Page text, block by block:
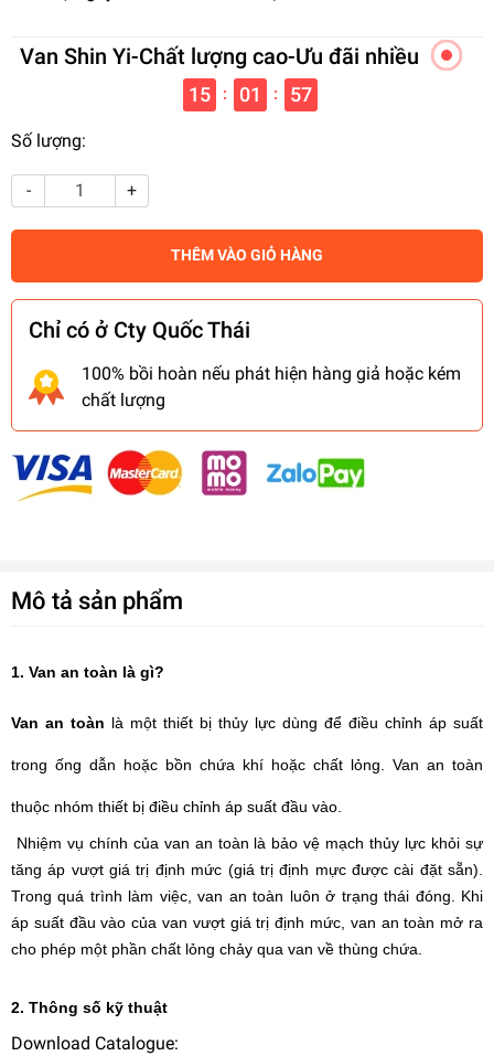
Van Shin Yi-Chất lượng cao-Ưu đãi nhiều
15 : 01 : 56
Số lượng:
- +
THÊM VÀO GIỎ HÀNG
Chỉ có ở Cty Quốc Thái
100% bồi hoàn nếu phát hiện hàng giả hoặc kém
chất lượng
Mô tả sản phẩm
1. Van an toàn là gì?
Van an toàn là một thiết bị thủy lực dùng để điều chỉnh áp suất
trong ống dẫn hoặc bồn chứa khí hoặc chất lỏng. Van an toàn
thuộc nhóm thiết bị điều chỉnh áp suất đầu vào.
Nhiệm vụ chính của van an toàn là bảo vệ mạch thủy lực khỏi sự
tăng áp vượt giá trị định mức (giá trị định mực được cài đặt sẵn).
Trong quá trình làm việc, van an toàn luôn ở trạng thái đóng. Khi
áp suất đầu vào của van vượt giá trị định mức, van an toàn mở ra
cho phép một phần chất lỏng chảy qua van về thùng chứa.
2. Thông số kỹ thuật
Download Catalogue: